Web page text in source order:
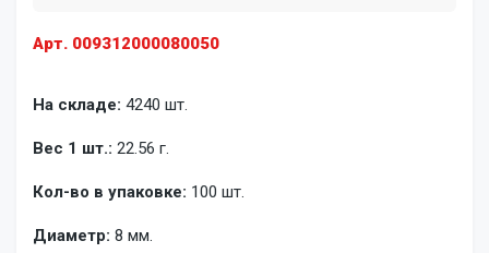
Арт. 009312000080050
На складе: 4240 шт.
Вес 1 шт.: 22.56 г.
Кол-во в упаковке: 100 шт.
Диаметр: 8 мм.